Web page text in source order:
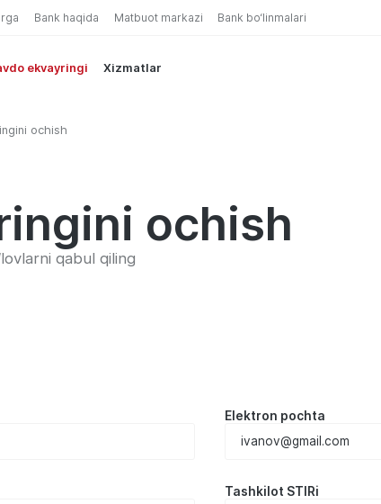
Bank haqida Matbuot markazi Bank bo‘linmalari
ekvayringi Xizmatlar
ochish
ochish
qabul qiling
Elektron pochta
Tashkilot STIRi